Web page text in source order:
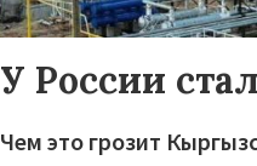
У России
Чем это грозит